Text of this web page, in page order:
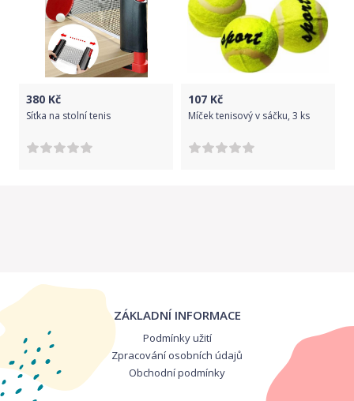
380 Kč
Síťka na stolní tenis
107 Kč
Míček tenisový v sáčku, 3 ks
ZÁKLADNÍ INFORMACE
Podmínky užití
Zpracování osobních údajů
Obchodní podmínky